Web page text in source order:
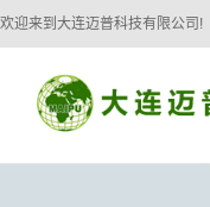
欢迎来到大连迈普科技有限公司!